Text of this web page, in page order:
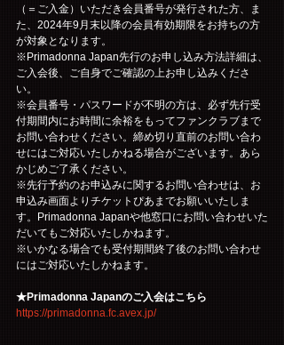
（＝ご入金）いただき会員番号が発行された方、ま
た、2024年9月末以降の会員有効期限をお持ちの方
が対象となります。
※Primadonna Japan先行のお申し込み方法詳細は、
ご入会後、ご自身でご確認の上お申し込みくださ
い。
※会員番号・パスワードが不明の方は、必ず先行受
付期間内にお時間に余裕をもってファンクラブまで
お問い合わせください。締め切り直前のお問い合わ
せにはご対応いたしかねる場合がございます。あら
かじめご了承ください。
※先行予約のお申込みに関するお問い合わせは、お
申込み画面よりチケットぴあまでお願いいたしま
す。Primadonna Japanや他窓口にお問い合わせいた
だいてもご対応いたしかねます。
※いかなる場合でも受付期間終了後のお問い合わせ
にはご対応いたしかねます。
★Primadonna Japanのご入会はこちら
https://primadonna.fc.avex.jp/